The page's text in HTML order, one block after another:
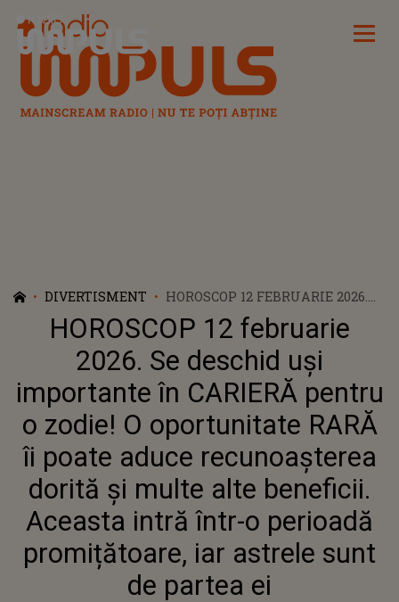
Radio Impuls
DIVERTISMENT
HOROSCOP 12 FEBRUARIE 2026.
SE DESCHID UȘI IMPORTANTE ÎN
CARIERĂ PENTRU O ZODIE! O
OPORTUNITATE RARĂ ÎI POATE
ADUCE RECUNOAȘTEREA DORITĂ
ȘI MULTE ALTE BENEFICII.
ACEASTA INTRĂ ÎNTR-O
PERIOADĂ PROMIȚĂTOARE, IAR
ASTRELE SUNT DE PARTEA EI
HOROSCOP 12 februarie
2026. Se deschid uși
importante în CARIERĂ pentru
o zodie! O oportunitate RARĂ
îi poate aduce recunoașterea
dorită și multe alte beneficii.
Aceasta intră într-o perioadă
promițătoare, iar astrele sunt
de partea ei